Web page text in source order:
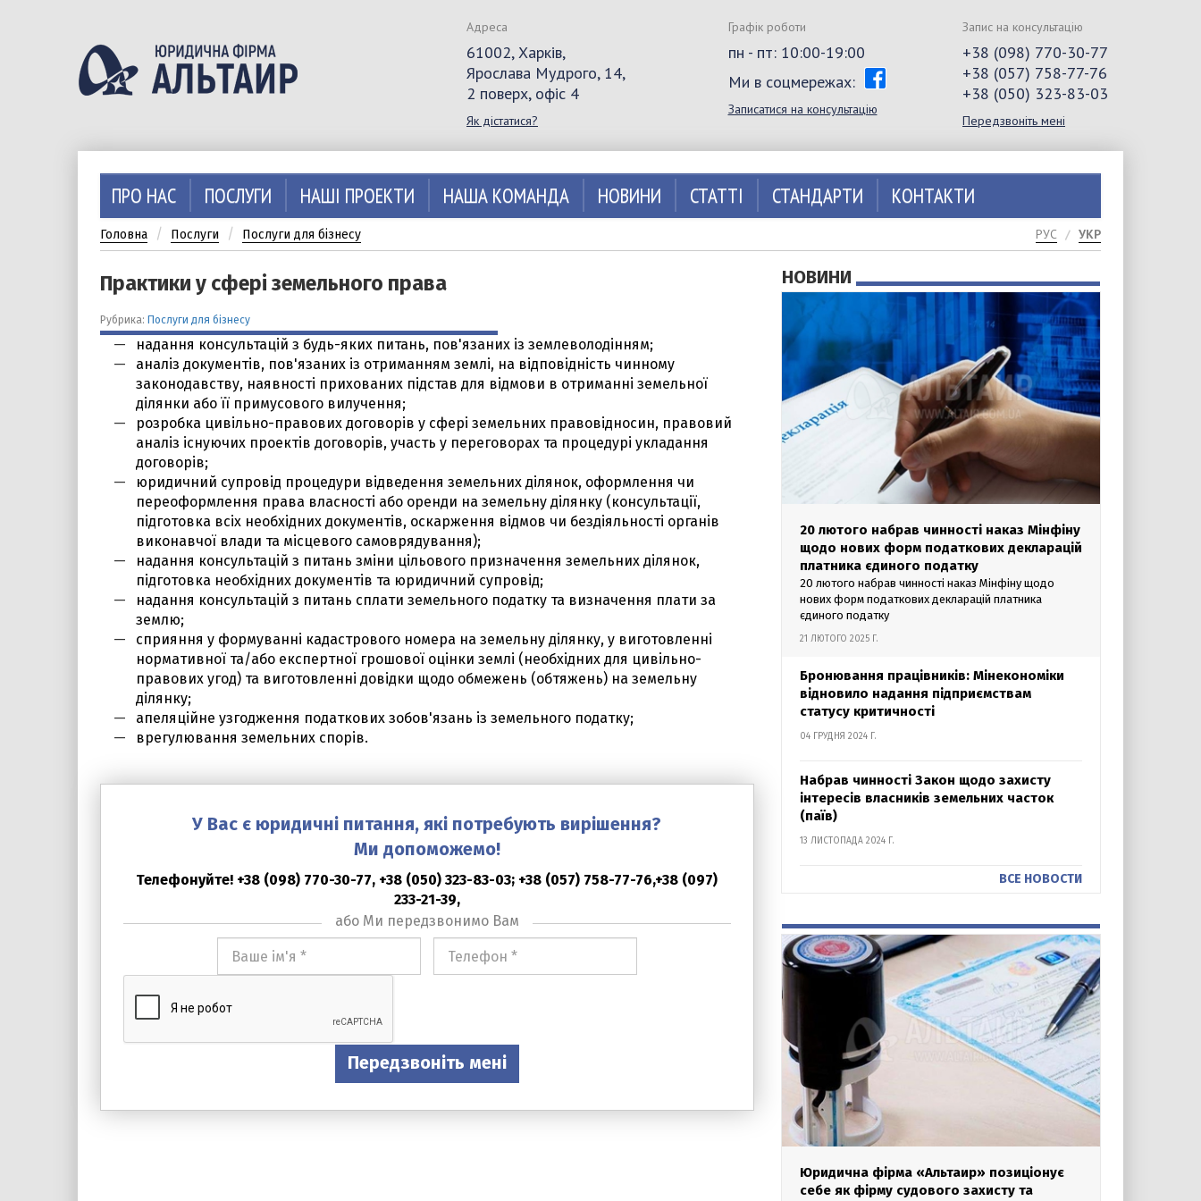
Адреса
61002, Харків,
Ярослава Мудрого, 14,
2 поверх, офіс 4
Як дістатися?
Графік роботи
пн - пт: 10:00-19:00
Ми в соцмережах:
Записатися на консультацію
Запис на консультацію
+38 (098) 770-30-77
+38 (057) 758-77-76
+38 (050) 323-83-03
Передзвоніть мені
ПРО НАС ПОСЛУГИ НАШІ ПРОЕКТИ НАША КОМАНДА НОВИНИ СТАТТІ СТАНДАРТИ КОНТАКТИ
Головна Послуги Послуги для бізнесу РУС УКР
Практики у сфері земельного права
Рубрика: Послуги для бізнесу
надання консультацій з будь-яких питань, пов'язаних із землеволодінням;
аналіз документів, пов'язаних із отриманням землі, на відповідність чинному
законодавству, наявності прихованих підстав для відмови в отриманні земельної
ділянки або її примусового вилучення;
розробка цивільно-правових договорів у сфері земельних правовідносин, правовий
аналіз існуючих проектів договорів, участь у переговорах та процедурі укладання
договорів;
юридичний супровід процедури відведення земельних ділянок, оформлення чи
переоформлення права власності або оренди на земельну ділянку (консультації,
підготовка всіх необхідних документів, оскарження відмов чи бездіяльності органів
виконавчої влади та місцевого самоврядування);
надання консультацій з питань зміни цільового призначення земельних ділянок,
підготовка необхідних документів та юридичний супровід;
надання консультацій з питань сплати земельного податку та визначення плати за
землю;
сприяння у формуванні кадастрового номера на земельну ділянку, у виготовленні
нормативної та/або експертної грошової оцінки землі (необхідних для цивільно-
правових угод) та виготовленні довідки щодо обмежень (обтяжень) на земельну
ділянку;
апеляційне узгодження податкових зобов'язань із земельного податку;
врегулювання земельних спорів.
У Вас є юридичні питання, які потребують вирішення?
Ми допоможемо!
Телефонуйте! +38 (098) 770-30-77, +38 (050) 323-83-03; +38 (057) 758-77-76,+38 (097)
233-21-39,
або Ми передзвонимо Вам
ім'я
телефона
Передзвоніть мені
НОВИНИ
20 лютого набрав чинності наказ Мінфіну
щодо нових форм податкових декларацій
платника єдиного податку
20 лютого набрав чинності наказ Мінфіну щодо
нових форм податкових декларацій платника
єдиного податку
21 ЛЮТОГО 2025 Г.
Бронювання працівників: Мінекономіки
відновило надання підприємствам
статусу критичності
04 ГРУДНЯ 2024 Г.
Набрав чинності Закон щодо захисту
інтересів власників земельних часток
(паїв)
13 ЛИСТОПАДА 2024 Г.
ВСЕ НОВОСТИ
Юридична фірма «Альтаир» позиціонує
себе як фірму судового захисту та